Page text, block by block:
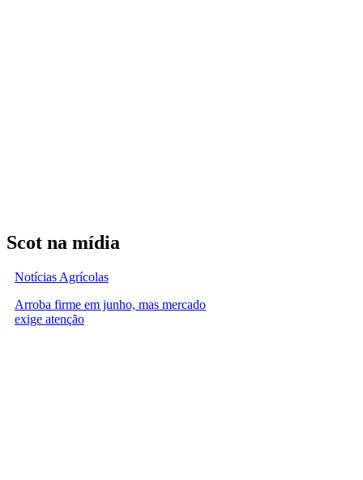
Scot na mídia
Notícias Agrícolas
Arroba firme em junho, mas mercado
exige atenção